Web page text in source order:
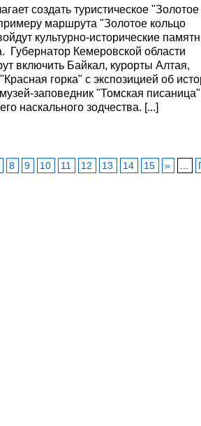
создать туристическое "Золотое
маршрута "Золотое кольцо
культурно-исторические
Губернатор Кемеровской области
включить Байкал, курорты Алтая,
горка" с экспозицией об
заповедник "Томская
наскального зодчества. [...]
8 9 10 11 12 13 14 15 »